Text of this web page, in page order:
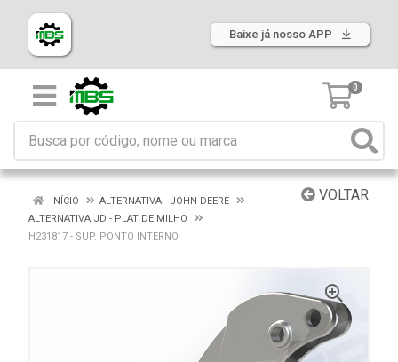
Baixe já nosso APP
0
VOLTAR
INÍCIO
ALTERNATIVA - JOHN DEERE
ALTERNATIVA JD - PLAT DE MILHO
H231817 - SUP. PONTO INTERNO